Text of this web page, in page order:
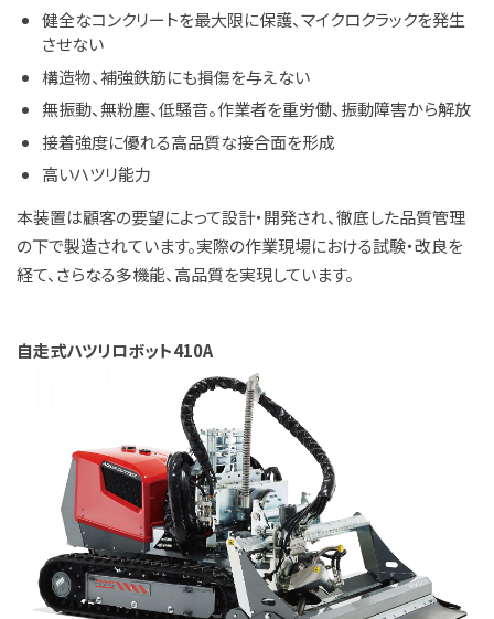
健全なコンクリートを最大限に保護、マイクロクラックを発生
させない
構造物、補強鉄筋にも損傷を与えない
無振動、無粉塵、低騒音。作業者を重労働、振動障害から解放
接着強度に優れる高品質な接合面を形成
高いハツリ能力
本装置は顧客の要望によって設計・開発され、徹底した品質管理
の下で製造されています。実際の作業現場における試験・改良を
経て、さらなる多機能、高品質を実現しています。
自走式ハツリロボット410A